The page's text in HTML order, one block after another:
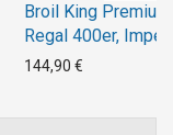
Broil King
Regal 400er,
144,90 €